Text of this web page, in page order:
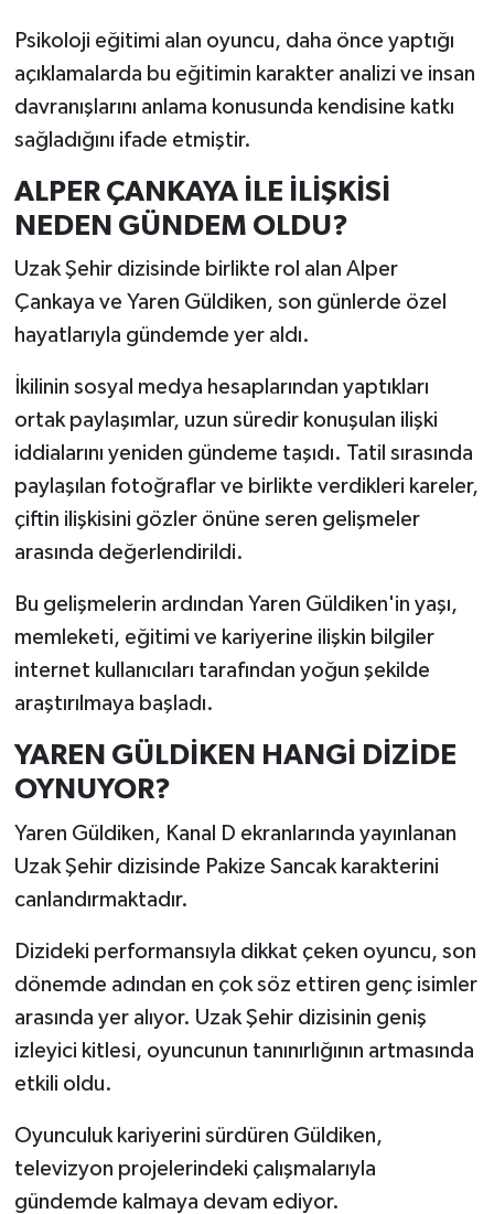
Psikoloji eğitimi alan oyuncu, daha önce yaptığı
açıklamalarda bu eğitimin karakter analizi ve insan
davranışlarını anlama konusunda kendisine katkı
sağladığını ifade etmiştir.
ALPER ÇANKAYA İLE İLİŞKİSİ
NEDEN GÜNDEM OLDU?
Uzak Şehir dizisinde birlikte rol alan Alper
Çankaya ve Yaren Güldiken, son günlerde özel
hayatlarıyla gündemde yer aldı.
İkilinin sosyal medya hesaplarından yaptıkları
ortak paylaşımlar, uzun süredir konuşulan ilişki
iddialarını yeniden gündeme taşıdı. Tatil sırasında
paylaşılan fotoğraflar ve birlikte verdikleri kareler,
çiftin ilişkisini gözler önüne seren gelişmeler
arasında değerlendirildi.
Bu gelişmelerin ardından Yaren Güldiken'in yaşı,
memleketi, eğitimi ve kariyerine ilişkin bilgiler
internet kullanıcıları tarafından yoğun şekilde
araştırılmaya başladı.
YAREN GÜLDİKEN HANGİ DİZİDE
OYNUYOR?
Yaren Güldiken, Kanal D ekranlarında yayınlanan
Uzak Şehir dizisinde Pakize Sancak karakterini
canlandırmaktadır.
Dizideki performansıyla dikkat çeken oyuncu, son
dönemde adından en çok söz ettiren genç isimler
arasında yer alıyor. Uzak Şehir dizisinin geniş
izleyici kitlesi, oyuncunun tanınırlığının artmasında
etkili oldu.
Oyunculuk kariyerini sürdüren Güldiken,
televizyon projelerindeki çalışmalarıyla
gündemde kalmaya devam ediyor.